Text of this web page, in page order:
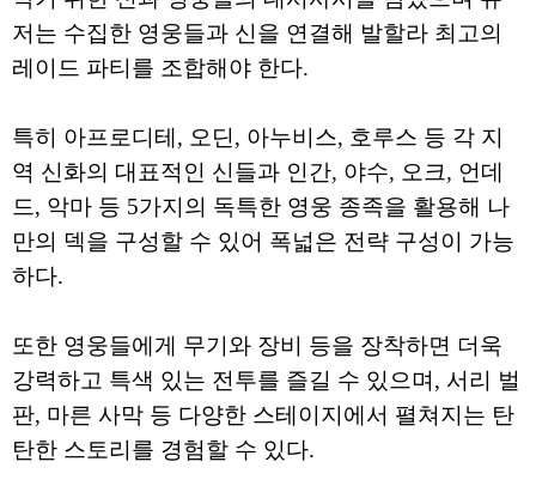
저는 수집한 영웅들과 신을 연결해 발할라 최고의
레이드 파티를 조합해야 한다.
특히 아프로디테, 오딘, 아누비스, 호루스 등 각 지
역 신화의 대표적인 신들과 인간, 야수, 오크, 언데
드, 악마 등 5가지의 독특한 영웅 종족을 활용해 나
만의 덱을 구성할 수 있어 폭넓은 전략 구성이 가능
하다.
또한 영웅들에게 무기와 장비 등을 장착하면 더욱
강력하고 특색 있는 전투를 즐길 수 있으며, 서리 벌
판, 마른 사막 등 다양한 스테이지에서 펼쳐지는 탄
탄한 스토리를 경험할 수 있다.